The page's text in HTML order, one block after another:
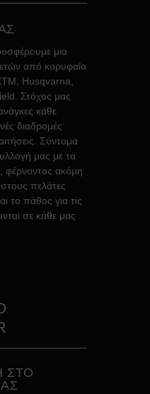
μια
από κορυφαία
Husqvarna,
Στόχος μας
κάθε
διαδρομές
Σύντομα
μας με τα
φέρνοντας ακόμη
πελάτες
το πάθος για τις
σε κάθε μας
ΣΤΟ